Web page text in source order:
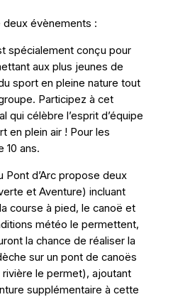
évènements :
spécialement conçu pour
aux plus jeunes de
sport en pleine nature tout
Participez à cet
qui célèbre l’esprit d’équipe
en plein air ! Pour les
10 ans.
Pont d’Arc propose deux
et Aventure) incluant
course à pied, le canoë et
météo le permettent,
la chance de réaliser la
sur un pont de canoës
rivière le permet), ajoutant
supplémentaire à cette